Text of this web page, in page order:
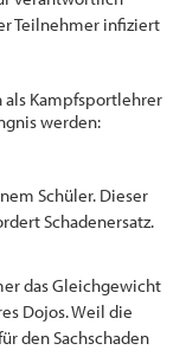
Teilnehmer infiziert
als Kampfsportlehrer
werden:
Schüler. Dieser
Schadenersatz.
das Gleichgewicht
Dojos. Weil die
den Sachschaden